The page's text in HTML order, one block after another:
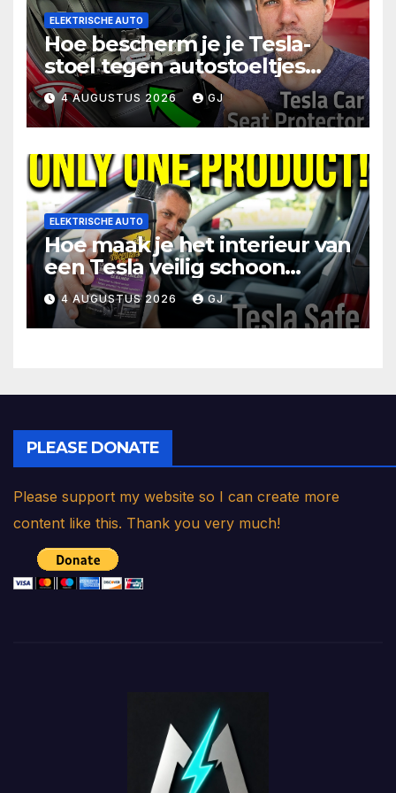
ELEKTRISCHE AUTO
Hoe bescherm je je Tesla-
stoel tegen autostoeltjes
voor baby’s
4 AUGUSTUS 2026 GJ
ELEKTRISCHE AUTO
Hoe maak je het interieur van
een Tesla veilig schoon
(stoelen, stuurwiel, scherm)
4 AUGUSTUS 2026 GJ
PLEASE DONATE
Please support my website so I can create more
content like this. Thank you very much!